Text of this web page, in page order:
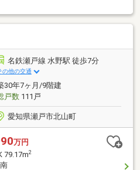
名鉄瀬戸線 水野駅 徒歩7分
の他の交通
30年7ヶ月/9階建
戸数111戸
愛知県瀬戸市北山町
万円
79.17m2